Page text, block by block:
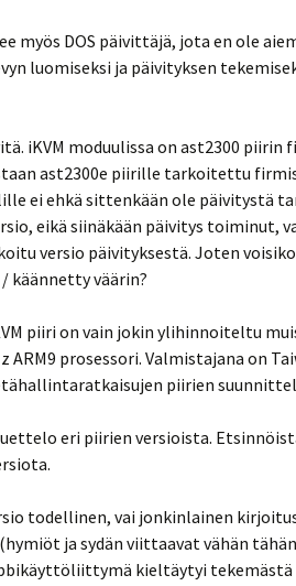
myös DOS päivittäjä, jota en ole
luomiseksi ja päivityksen
iKVM moduulissa on ast2300 piirin
ast2300e piirille tarkoitettu
ei ehkä sittenkään ole päivitystä
eikä siinäkään päivitys toiminut,
versio päivityksestä. Joten
käännetty väärin?
piiri on vain jokin ylihinnoiteltu
ARM9 prosessori. Valmistajana on
piirien
eri piirien versioista.
todellinen, vai jonkinlainen
ja sydän viittaavat vähän
kieltäytyi tekemästä